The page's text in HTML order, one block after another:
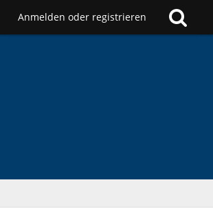
Anmelden oder registrieren